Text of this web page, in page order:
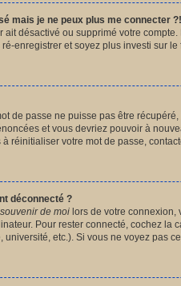
mais je ne peux plus me connecter ?!
ait désactivé ou supprimé votre
enregistrer et soyez plus investi sur le
de passe ne puisse pas être
et vous devriez pouvoir à
réinitialiser votre mot de passe,
déconnecté ?
de moi lors de votre connexion,
Pour rester connecté, cochez la
etc.). Si vous ne voyez pas